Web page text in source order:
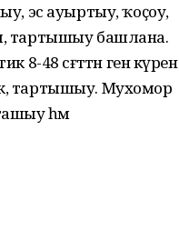
эс ауыртыу, ҡоҫоу,
тартышыу башлана.
48 сәғәттән генә күренә
тартышыу. Мухомор
һәм